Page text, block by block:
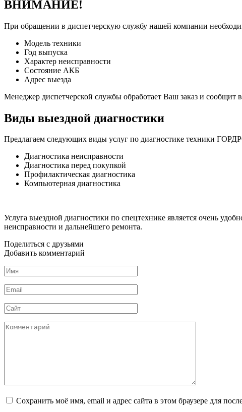
ВНИМАНИЕ!
При обращении в диспетчерскую службу нашей компании
Модель техники
Год выпуска
Характер неисправности
Состояние АКБ
Адрес выезда
Менеджер диспетчерской службы обработает Ваш заказ и сообщит
Виды выездной диагностики
Предлагаем следующих виды услуг по диагностике техники
Диагностика неисправности
Диагностика перед покупкой
Профилактическая диагностика
Компьютерная диагностика
Услуга выездной диагностики по спецтехнике является очень
неисправности и дальнейшего ремонта.
Поделиться с друзьями
Добавить комментарий
Имя
*
Email
*
Сайт
Комментарий
Сохранить моё имя, email и адрес сайта в этом браузере для